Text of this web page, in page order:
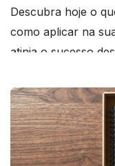
Descubra hoje o
como aplicar na
atinja o sucesso